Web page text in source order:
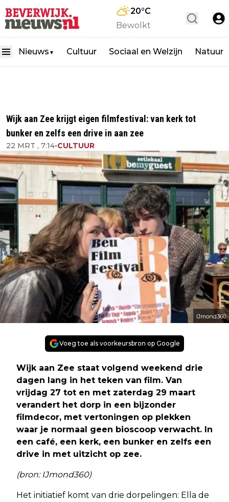
20°C
Bewolkt
Nieuws ▼ Cultuur Sociaal en Welzijn Natuur
Wijk aan Zee krijgt eigen filmfestival: van kerk tot
bunker en zelfs een drive in aan zee
22 MRT , 7:14•CULTUUR
IJmond360
Voeg toe als voorkeursbron op Google
Wijk aan Zee staat volgend weekend drie
dagen lang in het teken van film. Van
vrijdag 27 tot en met zaterdag 29 maart
verandert het dorp in een bijzonder
filmdecor, met vertoningen op plekken
waar je normaal geen bioscoop verwacht. In
een café, een kerk, een bunker en zelfs een
drive in met uitzicht op zee.
(bron: IJmond360)
Het initiatief komt van drie dorpelingen: Ella de